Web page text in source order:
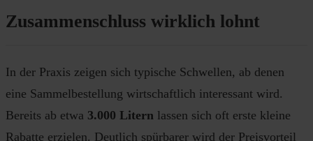
Zusammenschluss wirklich lohnt
In der Praxis zeigen sich typische Schwellen, ab denen
eine Sammelbestellung wirtschaftlich interessant wird.
Bereits ab etwa 3.000 Litern lassen sich oft erste kleine
Rabatte erzielen. Deutlich spürbarer wird der Preisvorteil